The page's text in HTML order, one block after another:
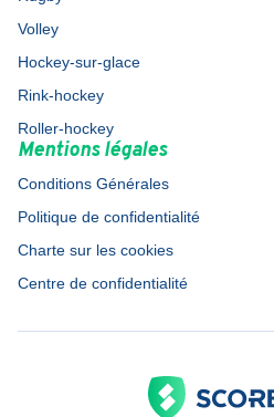
Volley
Hockey-sur-glace
Rink-hockey
Roller-hockey
Mentions légales
Conditions Générales
Politique de confidentialité
Charte sur les cookies
Centre de confidentialité